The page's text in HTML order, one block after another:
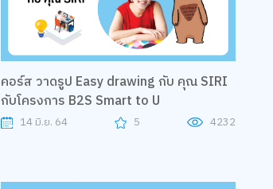
คอร์ส วาดรูป Easy drawing กับ คุณ SIRI
กับโครงการ B2S Smart to U
14 มิ.ย. 64 5 4232